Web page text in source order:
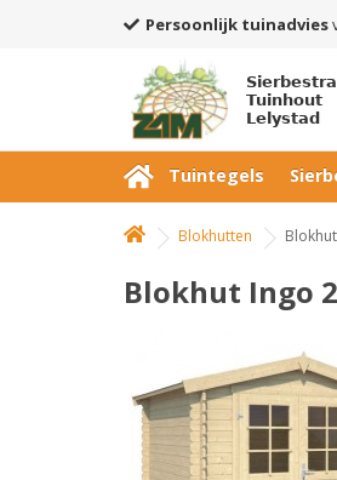
Persoonlijk tuinadvies
Tuinhout
Lelystad
Tuintegels
Blokhutten
Blokhut Ingo